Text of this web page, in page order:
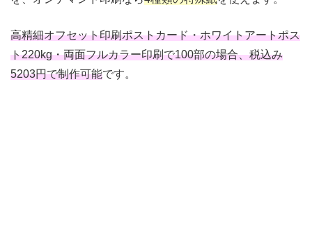
高精細オフセット印刷ポストカード・ホワイトアートポス
ト220kg・両面フルカラー印刷で100部の場合、税込み
5203円で制作可能です。